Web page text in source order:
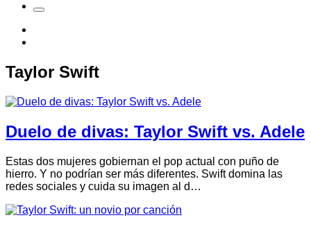
Taylor Swift
Duelo de divas: Taylor Swift vs. Adele
Estas dos mujeres gobiernan el pop actual con puño de
hierro. Y no podrían ser más diferentes. Swift domina las
redes sociales y cuida su imagen al d…